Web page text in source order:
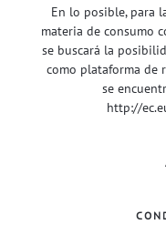
En lo posible, para
materia de consumo
se buscará la
como plataforma de
se
http://